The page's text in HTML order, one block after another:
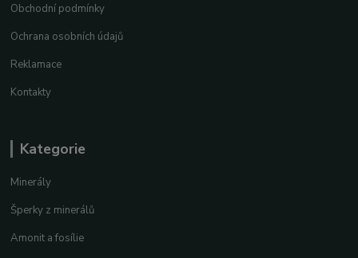
Obchodní podmínky
Ochrana osobních údajů
Reklamace
Kontakty
Kategorie
Minerály
Šperky z minerálů
Amonit a fosílie